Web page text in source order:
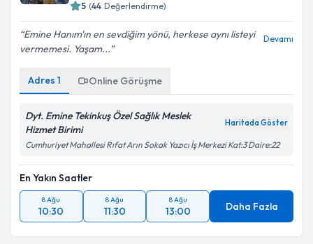
5 (44 Değerlendirme)
Emine Hanım'ın en sevdiğim yönü, herkese aynı listeyi
vermemesi. Yaşam...
Devamı
Adres 1 Online Görüşme
Dyt. Emine Tekinkuş Özel Sağlık Meslek
Hizmet Birimi
Haritada Göster
Cumhuriyet Mahallesi Rıfat Arın Sokak Yazıcı İş Merkezi Kat:3 Daire:22
En Yakın Saatler
8 Ağu
10:30
8 Ağu
11:30
8 Ağu
13:00 Daha Fazla